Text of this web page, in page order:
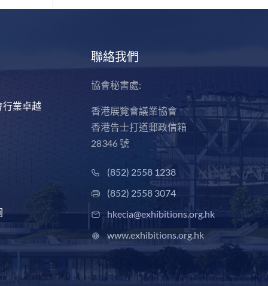
行業卓越
聯絡我們
協會秘書處:
香港展覽會議業協會
香港告士打道郵政信箱
28346 號
(852) 2558 1238
(852) 2558 3074
hkecia@exhibitions.org.hk
www.exhibitions.org.hk